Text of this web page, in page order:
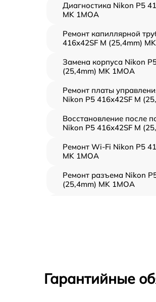
Диагностика Nikon P5
MK 1MOA
Ремонт капиллярной
416x42SF M (25,4mm)
Замена корпуса Nikon
(25,4mm) MK 1MOA
Ремонт платы
Nikon P5 416x42SF M
Восстановление после
Nikon P5 416x42SF M
Ремонт Wi-Fi Nikon P5
MK 1MOA
Ремонт разъема Nikon
(25,4mm) MK 1MOA
Гарантийные